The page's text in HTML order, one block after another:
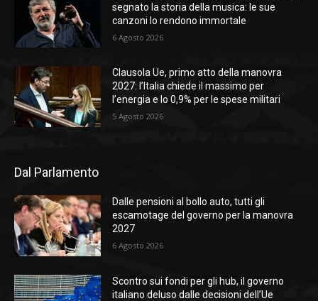
segnato la storia della musica: le sue
canzoni lo rendono immortale
6 Agosto 2026
Clausola Ue, primo atto della manovra
2027: l’Italia chiede il massimo per
l’energia e lo 0,9% per le spese militari
5 Agosto 2026
Dal Parlamento
Dalle pensioni al bollo auto, tutti gli
escamotage del governo per la manovra
2027
6 Agosto 2026
Scontro sui fondi per gli hub, il governo
italiano deluso dalle decisioni dell’Ue